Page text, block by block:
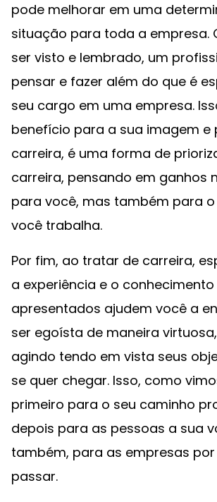
pode melhorar em uma
situação para toda a empresa.
ser visto e lembrado, um
pensar e fazer além do que é
seu cargo em uma empresa.
benefício para a sua imagem e
carreira, é uma forma de
carreira, pensando em ganhos
para você, mas também para
você trabalha.
Por fim, ao tratar de carreira,
a experiência e o conhecimento
apresentados ajudem você a
ser egoísta de maneira
agindo tendo em vista seus
se quer chegar. Isso, como
primeiro para o seu caminho
depois para as pessoas a sua
também, para as empresas
passar.